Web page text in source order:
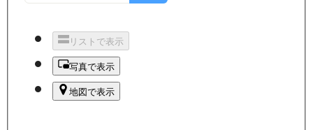
リストで表示
写真で表示
地図で表示